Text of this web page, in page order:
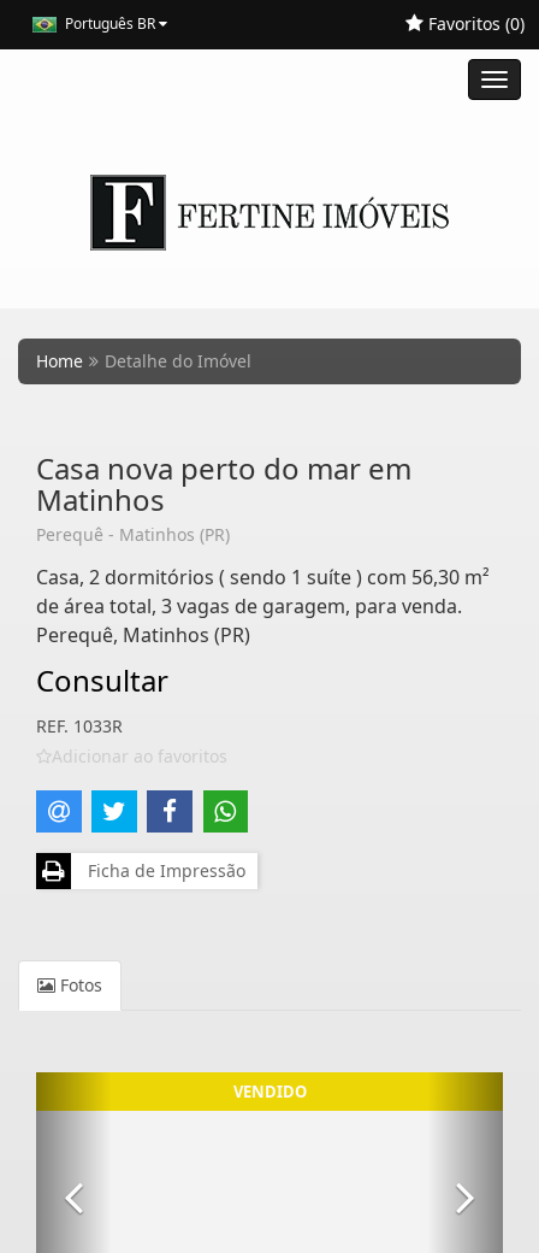
Português BR Favoritos (0)
Home Detalhe do Imóvel
Casa nova perto do mar em
Matinhos
Perequê - Matinhos (PR)
Casa, 2 dormitórios ( sendo 1 suíte ) com 56,30 m²
de área total, 3 vagas de garagem, para venda.
Perequê, Matinhos (PR)
Consultar
REF. 1033R
Adicionar ao favoritos
Ficha de Impressão
Fotos